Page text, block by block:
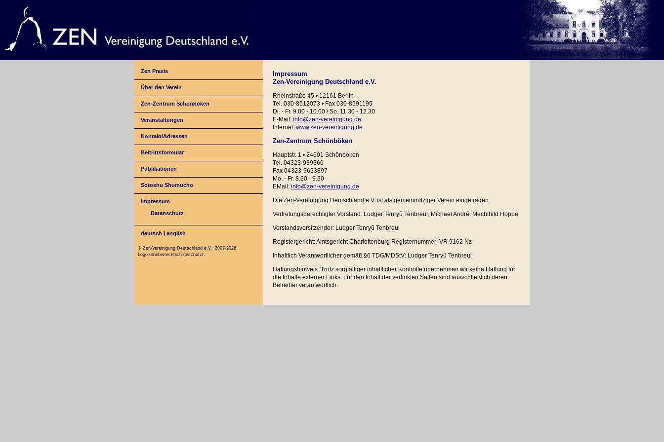
Zen Praxis
Über den Verein
Zen-Zentrum Schönböken
Veranstaltungen
Kontakt/Adressen
Beitrittsformular
Publikationen
Sotoshu Shumucho
Impressum
Datenschutz
deutsch |english
Impressum
Zen-Vereinigung Deutschland e.V.
Rheinstraße 45 • 12161 Berlin
Tel. 030-8512073 • Fax 030-8591195
Di. - Fr. 9.00 - 10.00 / So. 11.30 - 12.30
E-Mail: info@zen-vereinigung.de
Internet: www.zen-vereinigung.de
Zen-Zentrum Schönböken
Hauptstr. 1 • 24601 Schönböken
Tel. 04323-939360
Fax 04323-9693897
Mo. - Fr. 8.30 - 9.30
EMail: info@zen-vereinigung.de
Die Zen-Vereinigung Deutschland e.V. ist als gemeinnütziger Verein eingetragen.
Vertretungsberechtigter Vorstand: Ludger Tenryû Tenbreul, Michael André, Mechthild Hoppe
Vorstandsvorsitzender: Ludger Tenryû Tenbreul
Registergericht: Amtsgericht Charlottenburg Registernummer: VR 9162 Nz
Inhaltlich Verantwortlicher gemäß §6 TDG/MDStV: Ludger Tenryû Tenbreul
Haftungshinweis: Trotz sorgfältiger inhaltlicher Kontrolle übernehmen wir keine Haftung für
die Inhalte externer Links. Für den Inhalt der verlinkten Seiten sind ausschließlich deren
Betreiber verantwortlich.
© Zen-Vereinigung Deutschland e.V. 2007-2026
Logo urheberrechtlich geschützt.